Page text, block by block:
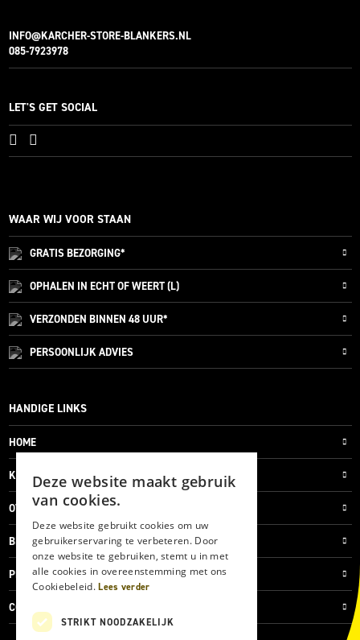
INFO@KARCHER-STORE-BLANKERS.NL
085-7923978
LET'S GET SOCIAL
WAAR WIJ VOOR STAAN
GRATISBEZORGING*
OPHALEN IN ECHT OF WEERT (L)
VERZONDEN BINNEN 48 UUR*
PERSOONLIJKADVIES
HANDIGE LINKS
HOME
KLANTENSERVICE
OVER ONS
BLOG
PRIVACYVERKLARING
COOKIES
Deze website maakt gebruik
van cookies.
Deze website gebruikt cookies om uw
gebruikerservaring te verbeteren. Door
onze website te gebruiken, stemt u in met
alle cookies in overeenstemming met ons
Cookiebeleid.Lees verder
STRIKT NOODZAKELIJK